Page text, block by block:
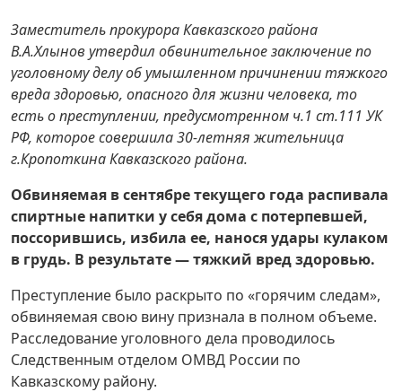
Заместитель прокурора Кавказского района
В.А.Хлынов утвердил обвинительное заключение по
уголовному делу об умышленном причинении тяжкого
вреда здоровью, опасного для жизни человека, то
есть о преступлении, предусмотренном ч.1 ст.111 УК
РФ, которое совершила 30-летняя жительница
г.Кропоткина Кавказского района.
Обвиняемая в сентябре текущего года распивала
спиртные напитки у себя дома с потерпевшей,
поссорившись, избила ее, нанося удары кулаком
в грудь. В результате — тяжкий вред здоровью.
Преступление было раскрыто по «горячим следам»,
обвиняемая свою вину признала в полном объеме.
Расследование уголовного дела проводилось
Следственным отделом ОМВД России по
Кавказскому району.